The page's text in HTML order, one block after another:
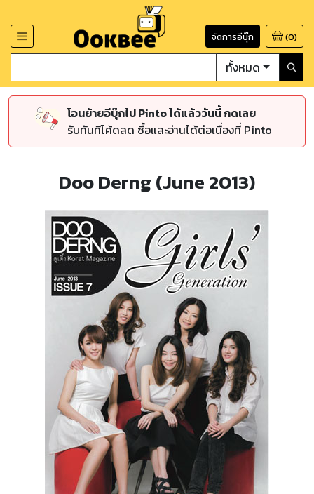
จัดการอีบุ๊ก (0)
ทั้งหมด
โอนย้ายอีบุ๊กไป Pinto ได้แล้ววันนี้ กดเลย
รับทันทีโค้ดลด ซื้อและอ่านได้ต่อเนื่องที่ Pinto
Doo Derng (June 2013)